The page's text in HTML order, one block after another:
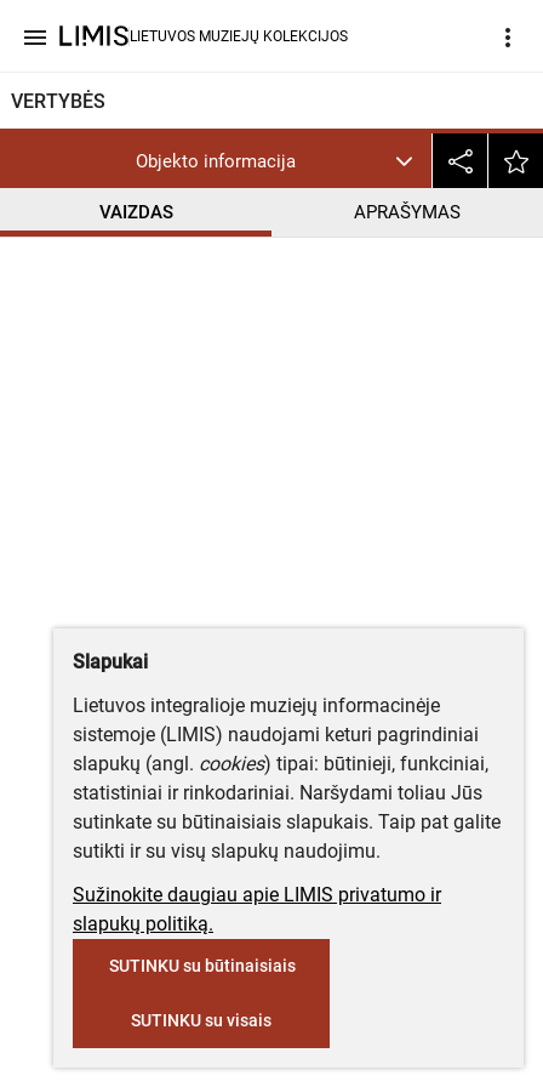
menu LIETUVOS MUZIEJŲ KOLEKCIJOS more_vert
VERTYBĖS
Objekto informacija
VAIZDAS APRAŠYMAS
help_outline
Slapukai
Lietuvos integralioje muziejų informacinėje
sistemoje (LIMIS) naudojami keturi pagrindiniai
slapukų (angl. cookies) tipai: būtinieji, funkciniai,
statistiniai ir rinkodariniai. Naršydami toliau Jūs
sutinkate su būtinaisiais slapukais. Taip pat galite
sutikti ir su visų slapukų naudojimu.
Sužinokite daugiau apie LIMIS privatumo ir
slapukų politiką.
SUTINKU su būtinaisiais
SUTINKU su visais